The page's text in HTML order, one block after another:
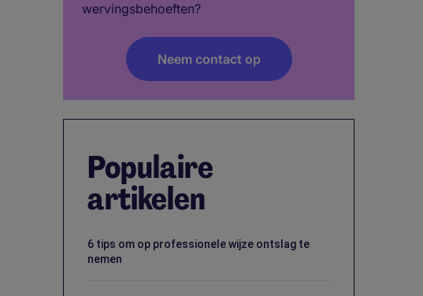
wervingsbehoeften?
Neem contact op
Populaire
artikelen
6 tips om op professionele wijze ontslag te
nemen